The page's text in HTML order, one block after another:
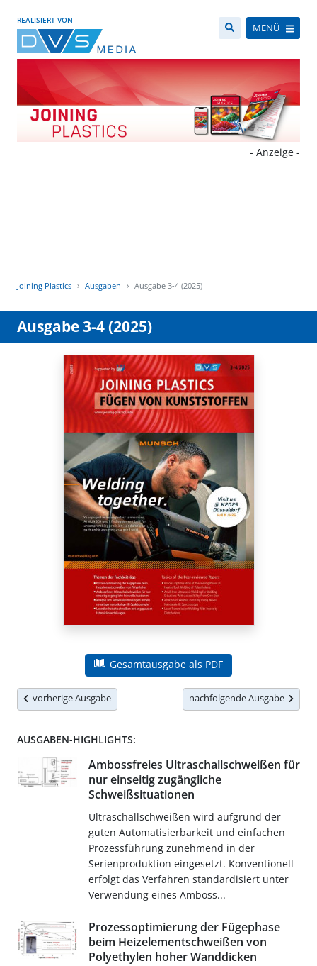
REALISIERT VON
MENÜ
- Anzeige -
Joining Plastics Ausgaben Ausgabe 3-4 (2025)
Ausgabe 3-4 (2025)
Gesamtausgabe als PDF
vorherige Ausgabe nachfolgende Ausgabe
AUSGABEN-HIGHLIGHTS:
Ambossfreies Ultraschallschweißen für
nur einseitig zugängliche
Schweißsituationen
Ultraschallschweißen wird aufgrund der
guten Automatisierbarkeit und einfachen
Prozessführung zunehmend in der
Serienproduktion eingesetzt. Konventionell
erfolgt das Verfahren standardisiert unter
Verwendung eines Amboss...
Prozessoptimierung der Fügephase
beim Heizelementschweißen von
Polyethylen hoher Wanddicken